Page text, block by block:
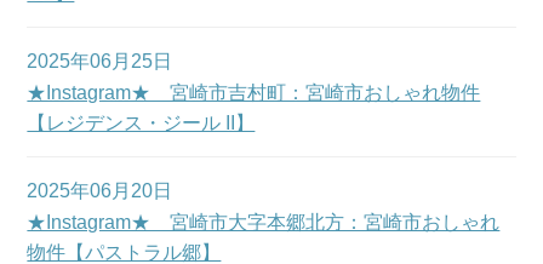
2025年06月25日
★Instagram★ 宮崎市吉村町：宮崎市おしゃれ物件
【レジデンス・ジール II】
2025年06月20日
★Instagram★ 宮崎市大字本郷北方：宮崎市おしゃれ
物件【パストラル郷】